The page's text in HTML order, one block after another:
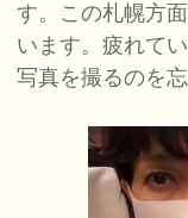
す。この札幌方
います。疲れて
写真を撮るのを